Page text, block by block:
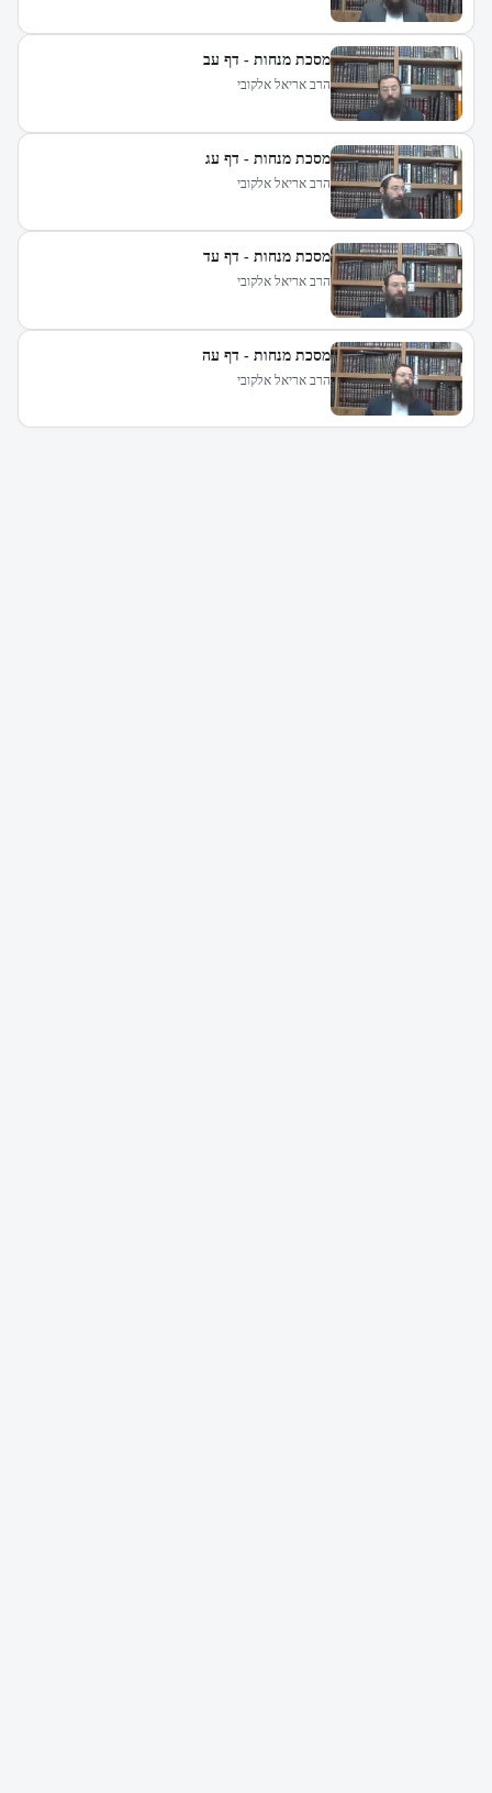
מסכת מנחות - דף עב
הרב אריאל אלקובי
מסכת מנחות - דף עג
הרב אריאל אלקובי
מסכת מנחות - דף עד
הרב אריאל אלקובי
מסכת מנחות - דף עה
הרב אריאל אלקובי